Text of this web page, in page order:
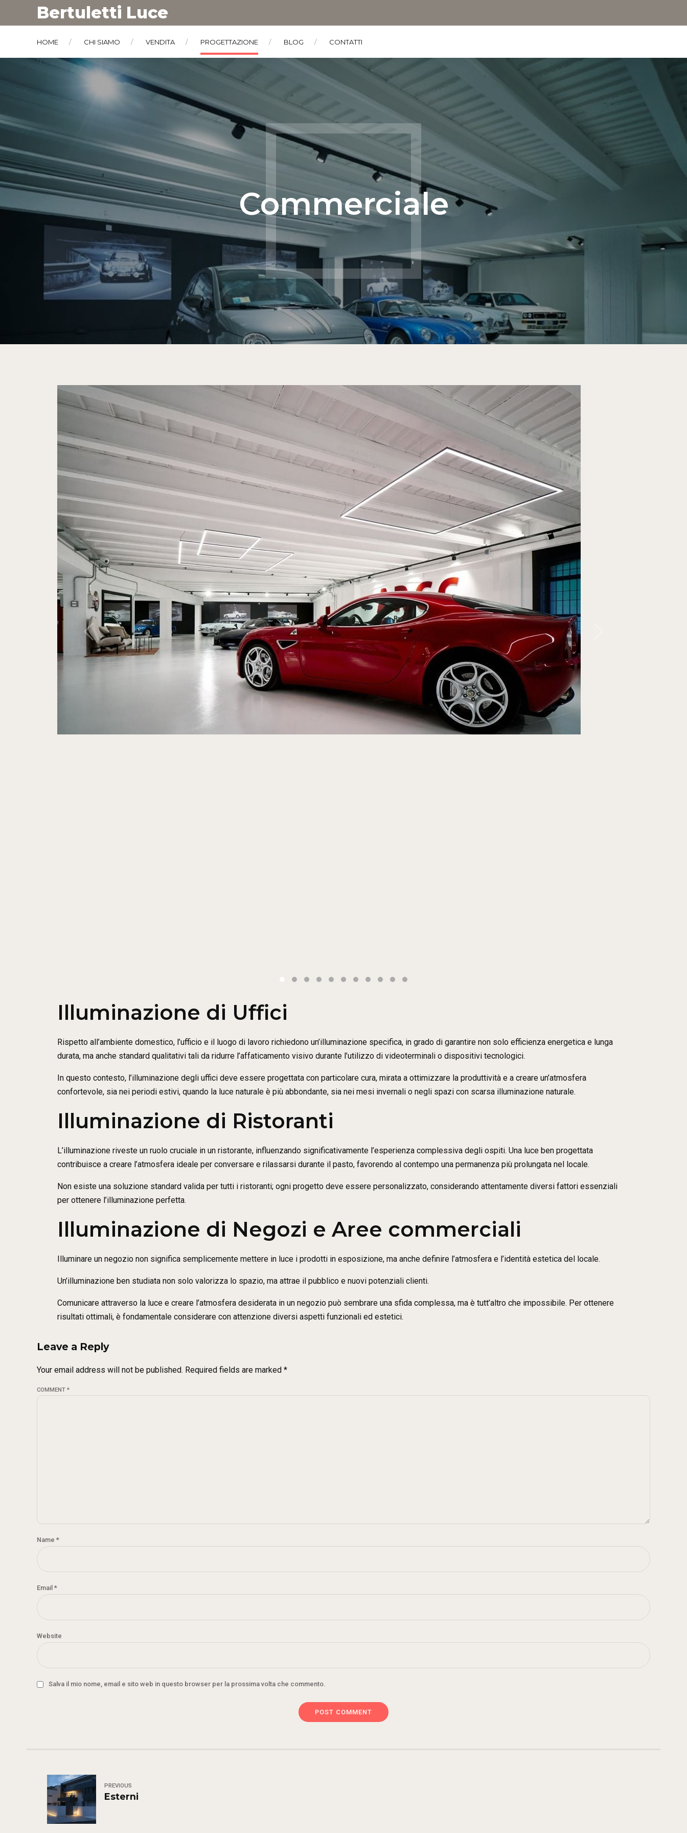
Bertuletti Luce
HOME CHI SIAMO VENDITA PROGETTAZIONE BLOG CONTATTI
Commerciale
Illuminazione di Uffici
Rispetto all’ambiente domestico, l’ufficio e il luogo di lavoro richiedono un’illuminazione specifica, in grado di garantire non solo efficienza energetica e lunga
durata, ma anche standard qualitativi tali da ridurre l’affaticamento visivo durante l’utilizzo di videoterminali o dispositivi tecnologici.
In questo contesto, l’illuminazione degli uffici deve essere progettata con particolare cura, mirata a ottimizzare la produttività e a creare un’atmosfera
confortevole, sia nei periodi estivi, quando la luce naturale è più abbondante, sia nei mesi invernali o negli spazi con scarsa illuminazione naturale.
Illuminazione di Ristoranti
L’illuminazione riveste un ruolo cruciale in un ristorante, influenzando significativamente l’esperienza complessiva degli ospiti. Una luce ben progettata
contribuisce a creare l’atmosfera ideale per conversare e rilassarsi durante il pasto, favorendo al contempo una permanenza più prolungata nel locale.
Non esiste una soluzione standard valida per tutti i ristoranti; ogni progetto deve essere personalizzato, considerando attentamente diversi fattori essenziali
per ottenere l’illuminazione perfetta.
Illuminazione di Negozi e Aree commerciali
Illuminare un negozio non significa semplicemente mettere in luce i prodotti in esposizione, ma anche definire l’atmosfera e l’identità estetica del locale.
Un’illuminazione ben studiata non solo valorizza lo spazio, ma attrae il pubblico e nuovi potenziali clienti.
Comunicare attraverso la luce e creare l’atmosfera desiderata in un negozio può sembrare una sfida complessa, ma è tutt’altro che impossibile. Per ottenere
risultati ottimali, è fondamentale considerare con attenzione diversi aspetti funzionali ed estetici.
Leave a Reply
Your email address will not be published. Required fields are marked *
COMMENT *
Name *
Email *
Website
Salva il mio nome, email e sito web in questo browser per la prossima volta che commento.
POST COMMENT
PREVIOUS
Esterni